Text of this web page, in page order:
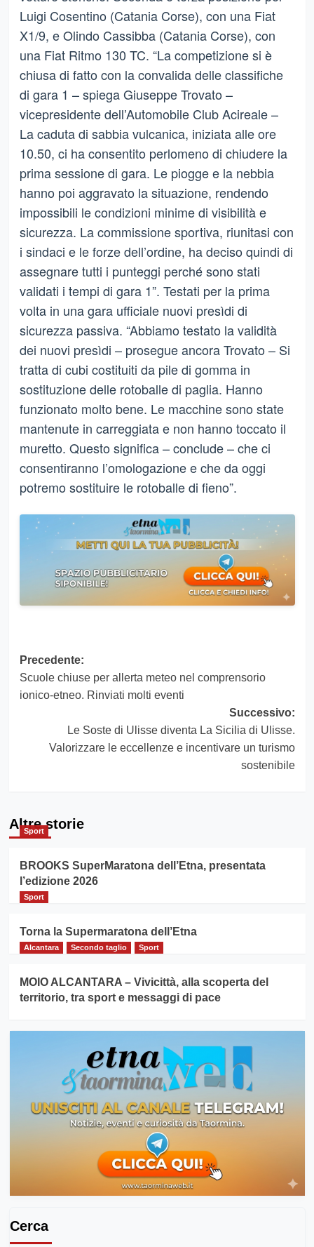
Luigi Cosentino (Catania Corse), con una Fiat
X1/9, e Olindo Cassibba (Catania Corse), con
una Fiat Ritmo 130 TC. “La competizione si è
chiusa di fatto con la convalida delle classifiche
di gara 1 – spiega Giuseppe Trovato –
vicepresidente dell’Automobile Club Acireale –
La caduta di sabbia vulcanica, iniziata alle ore
10.50, ci ha consentito perlomeno di chiudere la
prima sessione di gara. Le piogge e la nebbia
hanno poi aggravato la situazione, rendendo
impossibili le condizioni minime di visibilità e
sicurezza. La commissione sportiva, riunitasi con
i sindaci e le forze dell’ordine, ha deciso quindi di
assegnare tutti i punteggi perché sono stati
validati i tempi di gara 1”. Testati per la prima
volta in una gara ufficiale nuovi presìdi di
sicurezza passiva. “Abbiamo testato la validità
dei nuovi presìdi – prosegue ancora Trovato – Si
tratta di cubi costituiti da pile di gomma in
sostituzione delle rotoballe di paglia. Hanno
funzionato molto bene. Le macchine sono state
mantenute in carreggiata e non hanno toccato il
muretto. Questo significa – conclude – che ci
consentiranno l’omologazione e che da oggi
potremo sostituire le rotoballe di fieno”.
Navigazione
articolo
Precedente:
Scuole chiuse per allerta meteo nel comprensorio
ionico-etneo. Rinviati molti eventi
Successivo:
Le Soste di Ulisse diventa La Sicilia di Ulisse.
Valorizzare le eccellenze e incentivare un turismo
sostenibile
Altre storie
Sport
BROOKS SuperMaratona dell’Etna, presentata
l’edizione 2026
Sport
Torna la Supermaratona dell’Etna
Alcantara Secondo taglio Sport
MOIO ALCANTARA – Vivicittà, alla scoperta del
territorio, tra sport e messaggi di pace
Cerca